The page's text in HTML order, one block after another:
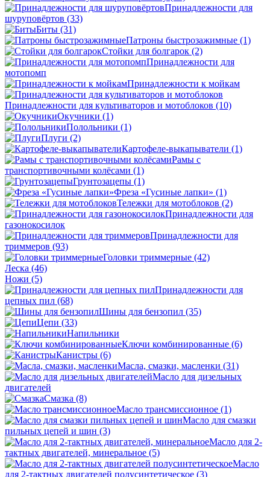
Принадлежности для
шуруповёртов (33)
Биты (31)
Патроны быстрозажимные (1)
Стойки для болгарок (2)
Принадлежности для
мотопомп
Принадлежности к мойкам
Принадлежности для культиваторов и мотоблоков (10)
Окучники (1)
Полольники (1)
Плуги (2)
Картофеле-выкапыватели (1)
Рамы с
транспортивочными колёсами (1)
Грунтозацепы (1)
Фреза «Гусиные лапки» (1)
Тележки для мотоблоков (2)
Принадлежности для
газонокосилок
Принадлежности для
триммеров (93)
Головки триммерные (42)
Леска (46)
Ножи (5)
Принадлежности для
цепных пил (68)
Шины для бензопил (35)
Цепи (33)
Напильники
Ключи комбинированные (6)
Канистры (6)
Масла, смазки, масленки (31)
Масло для дизельных
двигателей
Смазка (8)
Масло трансмиссионное (1)
Масло для смазки
пильных цепей и шин (3)
Масло для 2-
тактных двигателей, минеральное (5)
Масло
для 2-тактных двигателей полусинтетическое (3)